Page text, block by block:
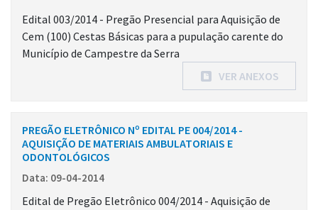
Edital 003/2014 - Pregão Presencial para Aquisição de
Cem (100) Cestas Básicas para a pupulação carente do
Município de Campestre da Serra
VER ANEXOS
PREGÃO ELETRÔNICO Nº EDITAL PE 004/2014 -
AQUISIÇÃO DE MATERIAIS AMBULATORIAIS E
ODONTOLÓGICOS
Data: 09-04-2014
Edital de Pregão Eletrônico 004/2014 - Aquisição de